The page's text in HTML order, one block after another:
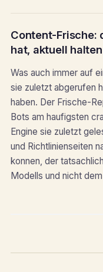
Content-Frische:
hat, aktuell halten
Was auch immer auf
sie zuletzt abgerufen
haben. Der Frische-
Bots am haufigsten
Engine sie zuletzt
und Richtlinienseiten
konnen, der
Modells und nicht